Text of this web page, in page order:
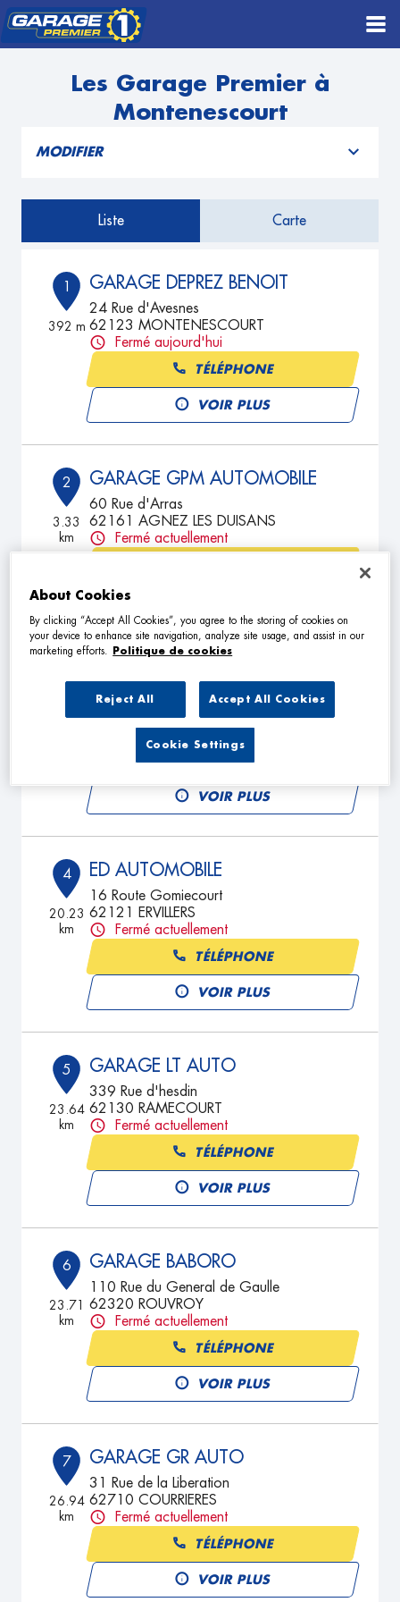
Les Garage Premier à
Montenescourt
MODIFIER
Liste Carte
1
392 m
GARAGE DEPREZ BENOIT
24 Rue d'Avesnes
62123 MONTENESCOURT
Fermé aujourd'hui
TÉLÉPHONE
VOIR PLUS
2
3.33
km
GARAGE GPM AUTOMOBILE
60 Rue d'Arras
62161 AGNEZ LES DUISANS
Fermé actuellement
3
10.52
Rue du Triangle
62217 ACHICOURT
TÉLÉPHONE
VOIR PLUS
4
20.23
km
ED AUTOMOBILE
16 Route Gomiecourt
62121 ERVILLERS
Fermé actuellement
TÉLÉPHONE
VOIR PLUS
5
23.64
km
GARAGE LT AUTO
339 Rue d'hesdin
62130 RAMECOURT
Fermé actuellement
TÉLÉPHONE
VOIR PLUS
6
23.71
km
GARAGE BABORO
110 Rue du General de Gaulle
62320 ROUVROY
Fermé actuellement
TÉLÉPHONE
VOIR PLUS
7
26.94
km
GARAGE GR AUTO
31 Rue de la Liberation
62710 COURRIERES
Fermé actuellement
TÉLÉPHONE
VOIR PLUS
About Cookies
By clicking “Accept All Cookies”, you agree to the storing of cookies on
your device to enhance site navigation, analyze site usage, and assist in our
marketing efforts.
Politique de cookies
Reject All Accept All Cookies
Cookie Settings